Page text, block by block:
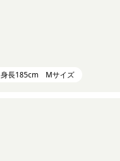
身長185cm Mサイズ